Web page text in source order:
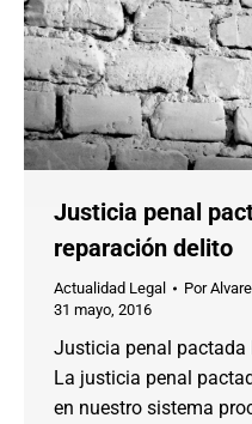
Justicia penal
reparación delito
Actualidad Legal Por
31 mayo, 2016
Justicia penal pactada
La justicia penal
en nuestro sistema